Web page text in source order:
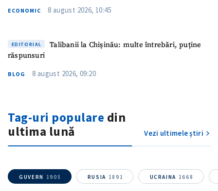
ECONOMIC 8 august 2026, 10:45
EDITORIAL
Talibanii la Chișinău: multe întrebări, puține
răspunsuri
BLOG 8 august 2026, 09:20
Tag-uri populare din
ultima lună
Vezi ultimele știri
GUVERN 1905 RUSIA 1891 UCRAINA 1668
Fotografie
+ Încarcă imagine
+ Link media
CONTACT SURSĂ
Sursă anonimă
Email+ Emailul meu